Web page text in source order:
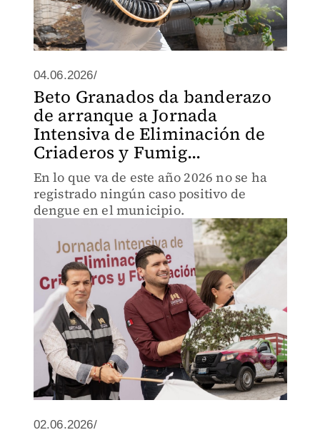
04.06.2026/
Beto Granados da banderazo
de arranque a Jornada
Intensiva de Eliminación de
Criaderos y Fumig...
En lo que va de este año 2026 no se ha
registrado ningún caso positivo de
dengue en el municipio.
02.06.2026/